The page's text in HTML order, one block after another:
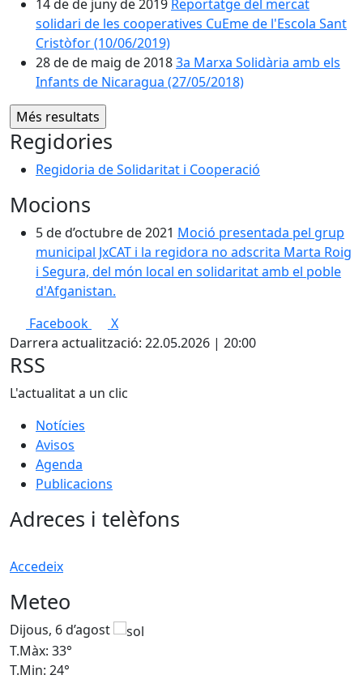
14 de de juny de 2019 Reportatge del mercat
solidari de les cooperatives CuEme de l'Escola Sant
Cristòfor (10/06/2019)
28 de de maig de 20183a Marxa Solidària amb els
Infants de Nicaragua (27/05/2018)
Regidories
Regidoria de Solidaritat i Cooperació
Mocions
5 de d’octubre de 2021 Moció presentada pel grup
municipal JxCAT i la regidora no adscrita Marta Roig
i Segura, del món local en solidaritat amb el poble
d'Afganistan.
Facebook
X
Darrera actualització: 22.05.2026 | 20:00
RSS
L'actualitat a un clic
Notícies
Avisos
Agenda
Publicacions
Adreces i telèfons
Accedeix
Meteo
Dijous, 6 d’agost
T.Màx: 33°
T.Min: 24°